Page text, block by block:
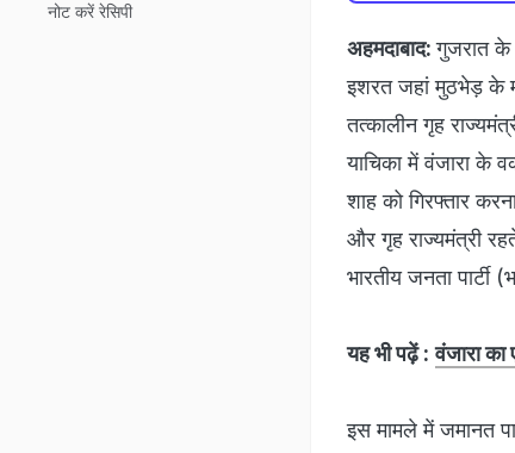
अहमदाबाद: गुजरात के
इशरत जहां मुठभेड़ के
तत्कालीन गृह
याचिका में वंजारा के
शाह को गिरफ्तार
और गृह राज्यमंत्री
भारतीय जनता पार्टी
यह भी पढ़ें : वंजारा
इस मामले में जमानत
नोट करें रेसिपी